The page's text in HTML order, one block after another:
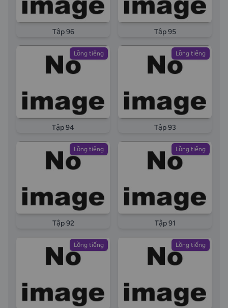
Tập 96 Tập 95
Lồng tiếng
Tập 94
Lồng tiếng
Tập 93
Lồng tiếng
Tập 92
Lồng tiếng
Tập 91
Lồng tiếng Lồng tiếng